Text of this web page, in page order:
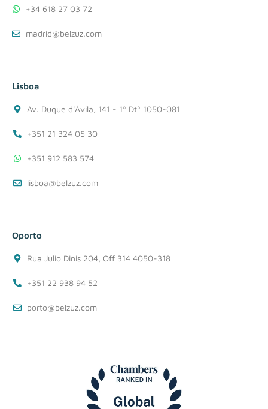
+34 618 27 03 72
madrid@belzuz.com
Lisboa
Av. Duque d'Ávila, 141 - 1º Dtº 1050-081
+351 21 324 05 30
+351 912 583 574
lisboa@belzuz.com
Oporto
Rua Julio Dinis 204, Off 314 4050-318
+351 22 938 94 52
porto@belzuz.com